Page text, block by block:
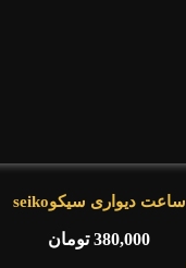
ساعت دیواری سیکوseiko
380,000 تومان